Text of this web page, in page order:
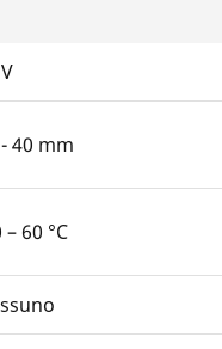
40 mm
– 60 °C